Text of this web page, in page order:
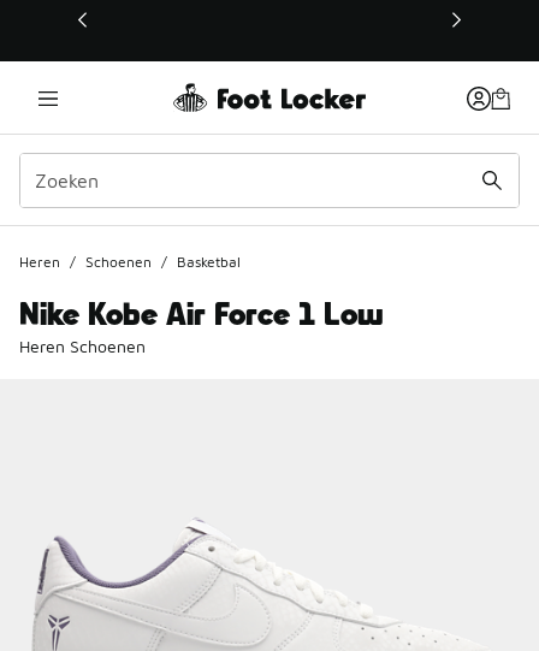
Deze link wordt geopend in een nieuw venster
Heren / Schoenen / Basketbal
Nike Kobe Air Force 1 Low
Heren Schoenen